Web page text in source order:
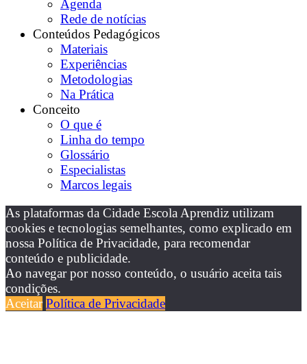
Agenda
Rede de notícias
Conteúdos Pedagógicos
Materiais
Experiências
Metodologias
Na Prática
Conceito
O que é
Linha do tempo
Glossário
Especialistas
Marcos legais
As plataformas da Cidade Escola Aprendiz utilizam
cookies e tecnologias semelhantes, como explicado em
nossa Política de Privacidade, para recomendar
conteúdo e publicidade.
Ao navegar por nosso conteúdo, o usuário aceita tais
condições.
Aceitar Política de Privacidade